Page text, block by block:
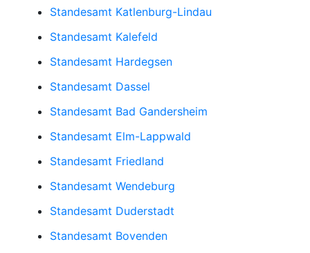
Standesamt Katlenburg-Lindau
Standesamt Kalefeld
Standesamt Hardegsen
Standesamt Dassel
Standesamt Bad Gandersheim
Standesamt Elm-Lappwald
Standesamt Friedland
Standesamt Wendeburg
Standesamt Duderstadt
Standesamt Bovenden